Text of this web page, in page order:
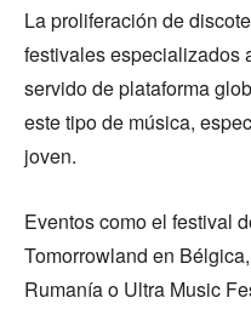
La proliferación de
festivales especializados
servido de plataforma
este tipo de música,
joven.
Eventos como el festival
Tomorrowland en
Rumanía o Ultra Music